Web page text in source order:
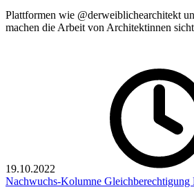
Plattformen wie @derweiblichearchitekt
machen die Arbeit von Architektinnen
19.10.2022
Nachwuchs-Kolumne Gleichberechtigung